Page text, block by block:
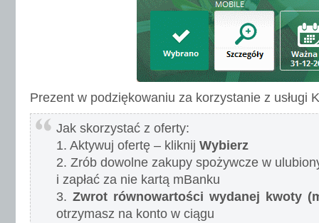
Prezent w podziękowaniu za korzystanie z usługi
Jak skorzystać z oferty:
1. Aktywuj ofertę – kliknij Wybierz
2. Zrób dowolne zakupy spożywcze w
i zapłać za nie kartą mBanku
3. Zwrot równowartości wydanej kwoty
otrzymasz na konto w ciągu